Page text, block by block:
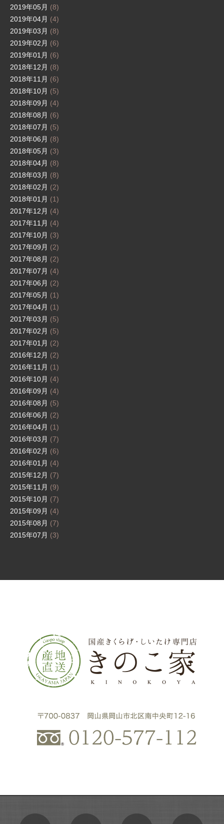
2019年05月 (8)
2019年04月 (4)
2019年03月 (8)
2019年02月 (6)
2019年01月 (6)
2018年12月 (8)
2018年11月 (6)
2018年10月 (5)
2018年09月 (4)
2018年08月 (6)
2018年07月 (5)
2018年06月 (8)
2018年05月 (3)
2018年04月 (8)
2018年03月 (8)
2018年02月 (2)
2018年01月 (1)
2017年12月 (4)
2017年11月 (4)
2017年10月 (3)
2017年09月 (2)
2017年08月 (2)
2017年07月 (4)
2017年06月 (2)
2017年05月 (1)
2017年04月 (1)
2017年03月 (5)
2017年02月 (5)
2017年01月 (2)
2016年12月 (2)
2016年11月 (1)
2016年10月 (4)
2016年09月 (4)
2016年08月 (5)
2016年06月 (2)
2016年04月 (1)
2016年03月 (7)
2016年02月 (6)
2016年01月 (4)
2015年12月 (7)
2015年11月 (9)
2015年10月 (7)
2015年09月 (4)
2015年08月 (7)
2015年07月 (3)